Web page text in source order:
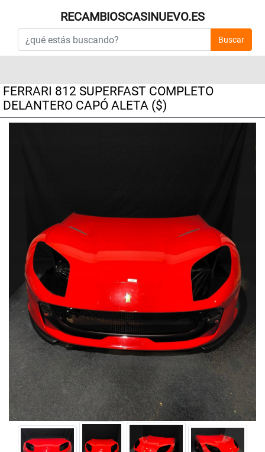
RECAMBIOSCASINUEVO.ES
Buscar
FERRARI 812 SUPERFAST COMPLETO
DELANTERO CAPÓ ALETA ($)